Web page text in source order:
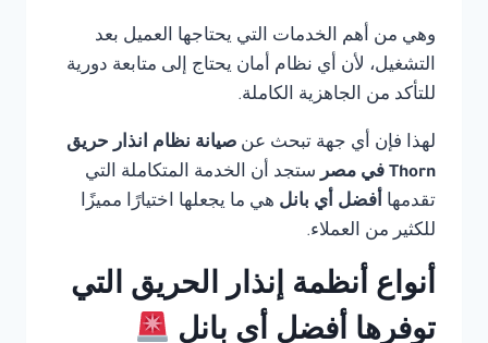
وهي من أهم الخدمات التي يحتاجها العميل بعد
التشغيل، لأن أي نظام أمان يحتاج إلى متابعة دورية
للتأكد من الجاهزية الكاملة.
لهذا فإن أي جهة تبحث عن صيانة نظام انذار حريق
Thorn في مصر
ستجد أن الخدمة المتكاملة التي
تقدمها أفضل أي بانل هي ما يجعلها اختيارًا مميزًا
للكثير من العملاء.
أنواع أنظمة إنذار الحريق التي
توفرها أفضل أي بانل